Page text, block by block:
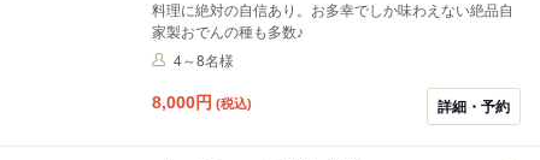
料理に絶対の自信あり。お多幸でしか味わえない絶品自
家製おでんの種も多数♪
4～8名様
8,000円 (税込) 詳細・予約